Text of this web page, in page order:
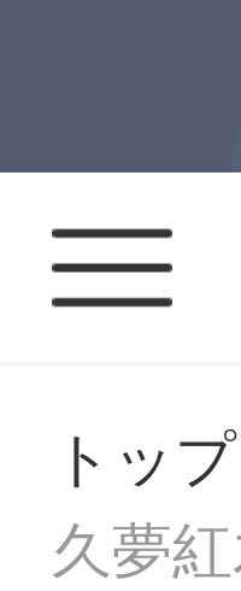
トップ
久夢